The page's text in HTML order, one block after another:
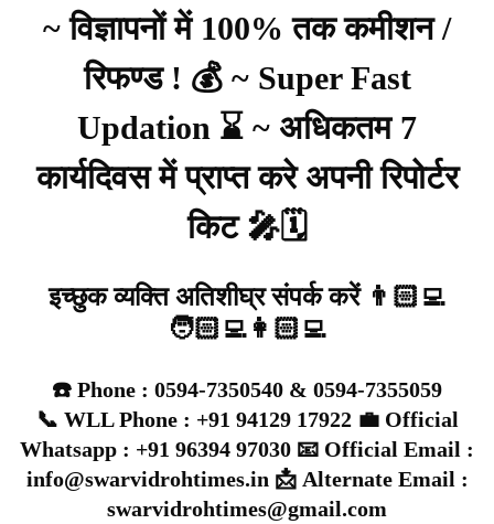
~ विज्ञापनों में 100% तक कमीशन /
रिफण्ड ! 💰 ~ Super Fast
Updation ⌛ ~ अधिकतम 7
कार्यदिवस में प्राप्त करे अपनी रिपोर्टर
किट 🎤🗓️
इच्छुक व्यक्ति अतिशीघ्र संपर्क करें 👨🏻‍💻
🧑🏻‍💻👩🏻‍💻
☎️ Phone : 0594-7350540 & 0594-7355059
📞 WLL Phone : +91 94129 17922 💼 Official
Whatsapp : +91 96394 97030 📧 Official Email :
info@swarvidrohtimes.in 📩 Alternate Email :
swarvidrohtimes@gmail.com